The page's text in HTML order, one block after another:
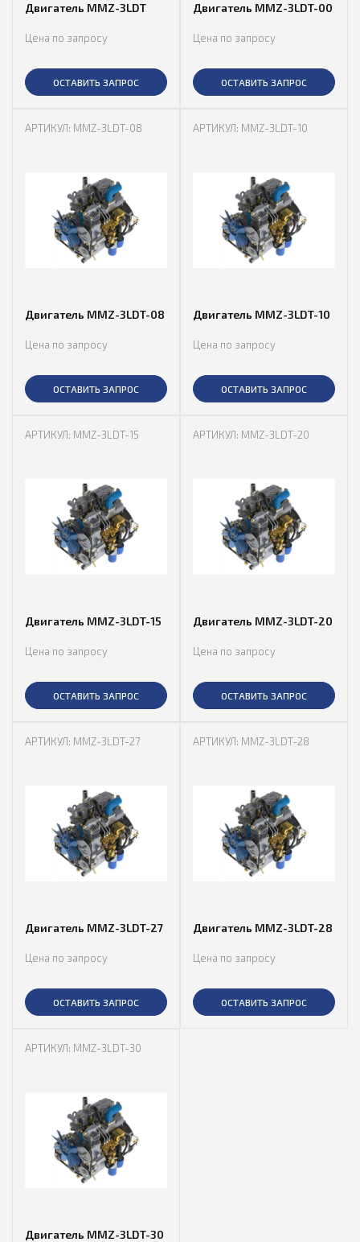
Двигатель MMZ-3LDT
Цена по запросу
ОСТАВИТЬ ЗАПРОС
Двигатель MMZ-3LDT-00
Цена по запросу
ОСТАВИТЬ ЗАПРОС
АРТИКУЛ: MMZ-3LDT-08
Двигатель MMZ-3LDT-08
Цена по запросу
ОСТАВИТЬ ЗАПРОС
АРТИКУЛ: MMZ-3LDT-10
Двигатель MMZ-3LDT-10
Цена по запросу
ОСТАВИТЬ ЗАПРОС
АРТИКУЛ: MMZ-3LDT-15
Двигатель MMZ-3LDT-15
Цена по запросу
ОСТАВИТЬ ЗАПРОС
АРТИКУЛ: MMZ-3LDT-20
Двигатель MMZ-3LDT-20
Цена по запросу
ОСТАВИТЬ ЗАПРОС
АРТИКУЛ: MMZ-3LDT-27
Двигатель MMZ-3LDT-27
Цена по запросу
ОСТАВИТЬ ЗАПРОС
АРТИКУЛ: MMZ-3LDT-28
Двигатель MMZ-3LDT-28
Цена по запросу
ОСТАВИТЬ ЗАПРОС
АРТИКУЛ: MMZ-3LDT-30
Двигатель MMZ-3LDT-30